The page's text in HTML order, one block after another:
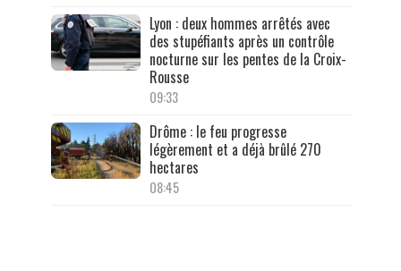
Lyon : deux hommes arrêtés avec
des stupéfiants après un contrôle
nocturne sur les pentes de la Croix-
Rousse
09:33
Drôme : le feu progresse
légèrement et a déjà brûlé 270
hectares
08:45